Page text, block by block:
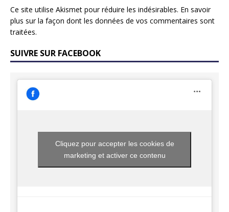
Ce site utilise Akismet pour réduire les indésirables. En savoir
plus sur la façon dont les données de vos commentaires sont
traitées.
SUIVRE SUR FACEBOOK
Cliquez pour accepter les cookies de
marketing et activer ce contenu